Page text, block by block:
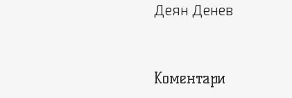
Деян Денев
Коментари